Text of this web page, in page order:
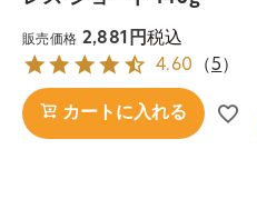
販売価格 2,881 税込
4.60 （5 ）
カートに入れる